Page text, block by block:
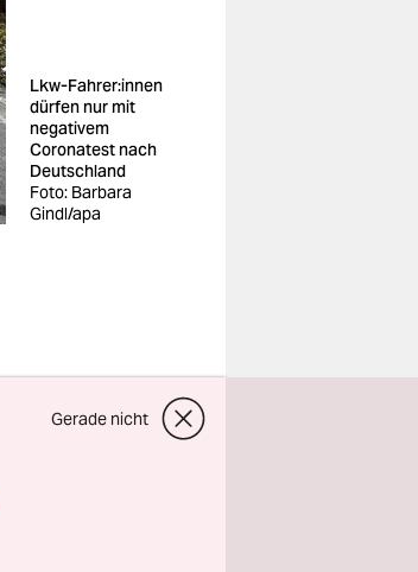
Lkw-Fahrer:innen
dürfen nur mit
negativem
Coronatest nach
Deutschland
Foto: Barbara
Gindl/apa
Gerade nicht